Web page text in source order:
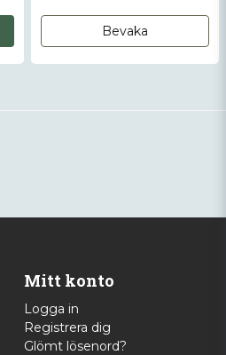
Bevaka
Mitt konto
Logga in
Registrera dig
Glömt lösenord?